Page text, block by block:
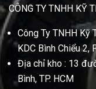
CÔNG TY TNHH KỸ
Công Ty TNHH Kỹ
KDC Bình Chiểu 2,
Địa chỉ kho : 13
Bình, TP. HCM